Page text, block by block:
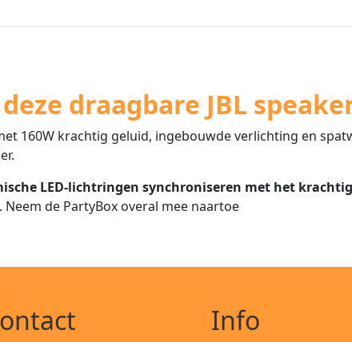
draagbare JBL
160W krachtig geluid, ingebouwde verlichting en
LED-lichtringen synchroniseren met het
Neem de PartyBox overal mee naartoe
Info